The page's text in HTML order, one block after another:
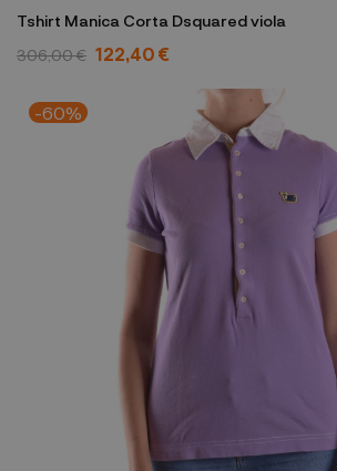
Tshirt Manica Corta Dsquared viola
306,00 € 122,40 €
-60%